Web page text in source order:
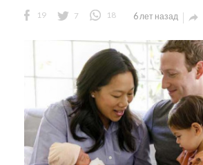
19 7 18 6 лет назад 